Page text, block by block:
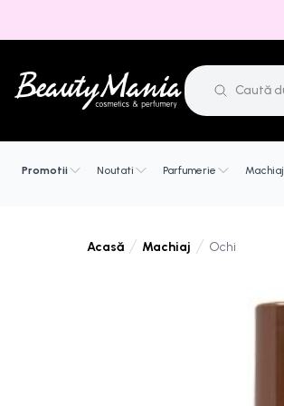
Promotii Noutati Parfumerie Machiaj
Acasă Machiaj Ochi